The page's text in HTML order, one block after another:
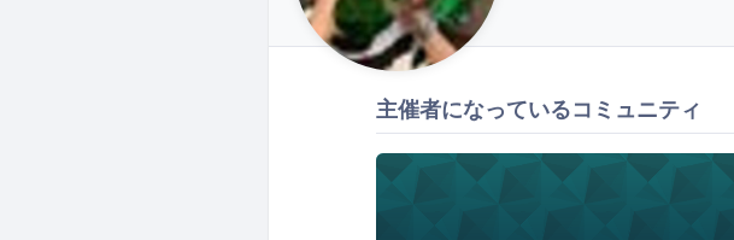
主催者になっているコミュニティ